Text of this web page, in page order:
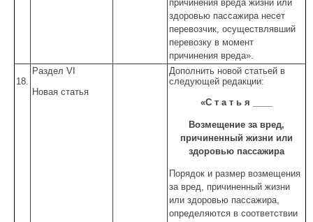
причинения вреда жизни или
здоровью пассажира несет
перевозчик, осуществлявший
перевозку в момент
причинения вреда».
18.
Раздел VI
Новая статья
Дополнить новой статьей в
следующей редакции:
«С т а т ь я ____
Возмещение за вред,
причиненный жизни или
здоровью пассажира
Порядок и размер возмещения
за вред, причиненный жизни
или здоровью пассажира,
определяются в соответствии